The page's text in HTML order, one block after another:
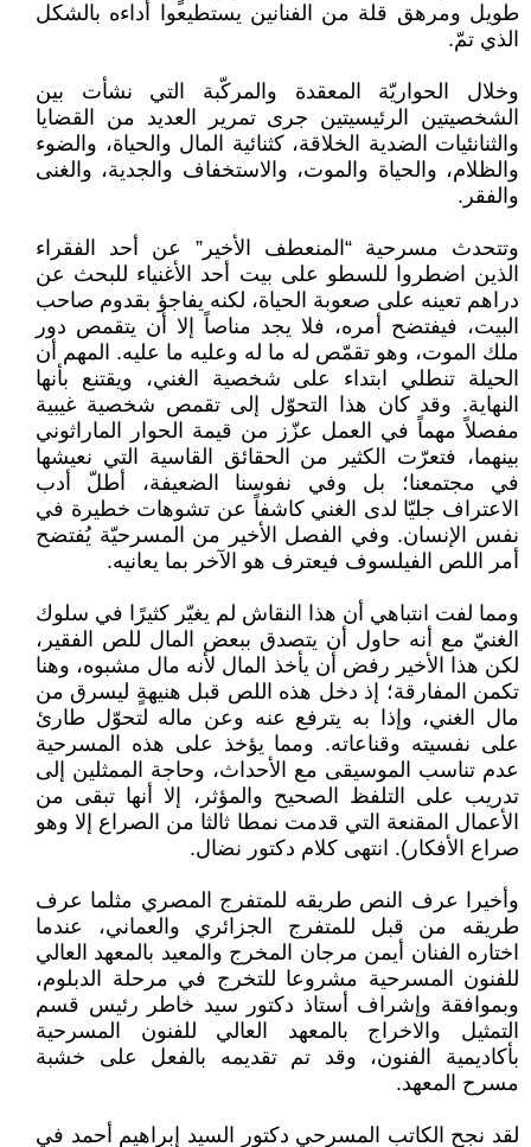
طويل ومرهق قلة من الفنانين يستطيعوا أداءه بالشكل
الذي تمّ.
وخلال الحواريّة المعقدة والمركّبة التي نشأت بين
الشخصيتين الرئيسيتين جرى تمرير العديد من القضايا
والثنانئيات الضدية الخلاقة، كثنائية المال والحياة، والضوء
والظلام، والحياة والموت، والاستخفاف والجدية، والغنى
والفقر.
وتتحدث مسرحية “المنعطف الأخير” عن أحد الفقراء
الذين اضطروا للسطو على بيت أحد الأغنياء للبحث عن
دراهم تعينه على صعوبة الحياة، لكنه يفاجؤ بقدوم صاحب
البيت، فيفتضح أمره، فلا يجد مناصاً إلا أن يتقمص دور
ملك الموت، وهو تقمّص له ما له وعليه ما عليه. المهم أن
الحيلة تنطلي ابتداء على شخصية الغني، ويقتنع بأنها
النهاية. وقد كان هذا التحوّل إلى تقمص شخصية غيبية
مفصلاً مهماً في العمل عزّز من قيمة الحوار الماراثوني
بينهما، فتعرّت الكثير من الحقائق القاسية التي نعيشها
في مجتمعنا؛ بل وفي نفوسنا الضعيفة، أطلّ أدب
الاعتراف جليّا لدى الغني كاشفاً عن تشوهات خطيرة في
نفس الإنسان. وفي الفصل الأخير من المسرحيّة يُفتضح
أمر اللص الفيلسوف فيعترف هو الآخر بما يعانيه.
ومما لفت انتباهي أن هذا النقاش لم يغيّر كثيرًا في سلوك
الغنيّ مع أنه حاول أن يتصدق ببعض المال للص الفقير،
لكن هذا الأخير رفض أن يأخذ المال لأنه مال مشبوه، وهنا
تكمن المفارقة؛ إذ دخل هذه اللص قبل هنيهةٍ ليسرق من
مال الغني، وإذا به يترفع عنه وعن ماله لتحوّل طارئ
على نفسيته وقناعاته. ومما يؤخذ على هذه المسرحية
عدم تناسب الموسيقى مع الأحداث، وحاجة الممثلين إلى
تدريب على التلفظ الصحيح والمؤثر، إلا أنها تبقى من
الأعمال المقنعة التي قدمت نمطا ثالثا من الصراع إلا وهو
صراع الأفكار). انتهى كلام دكتور نضال.
وأخيرا عرف النص طريقه للمتفرج المصري مثلما عرف
طريقه من قبل للمتفرج الجزائري والعماني، عندما
اختاره الفنان أيمن مرجان المخرج والمعيد بالمعهد العالي
للفنون المسرحية مشروعا للتخرج في مرحلة الدبلوم،
وبموافقة وإشراف أستاذ دكتور سيد خاطر رئيس قسم
التمثيل والاخراج بالمعهد العالي للفنون المسرحية
بأكاديمية الفنون، وقد تم تقديمه بالفعل على خشبة
مسرح المعهد.
لقد نجح الكاتب المسرحي دكتور السيد إبراهيم أحمد في